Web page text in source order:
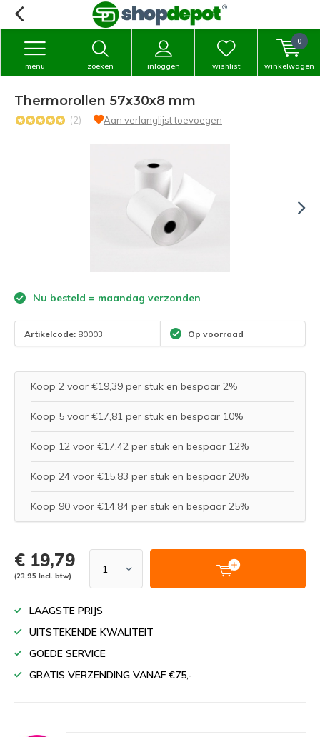
zoeken inloggen
menu wishlist winkelwagen
0
Thermorollen 57x30x8 mm
(2) Aan verlanglijst toevoegen
Nu besteld = maandag verzonden
Artikelcode: 80003 Op voorraad
Koop 2 voor €19,39 per stuk en bespaar 2%
Koop 5 voor €17,81 per stuk en bespaar 10%
Koop 12 voor €17,42 per stuk en bespaar 12%
Koop 24 voor €15,83 per stuk en bespaar 20%
Koop 90 voor €14,84 per stuk en bespaar 25%
€ 19,79
(23,95 Incl. btw)
LAAGSTE PRIJS
UITSTEKENDE KWALITEIT
GOEDE SERVICE
GRATIS VERZENDING VANAF €75,-